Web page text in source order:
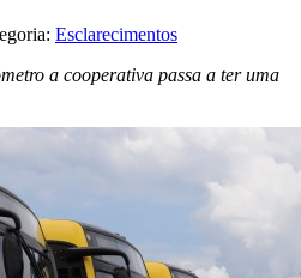
Esclarecimentos
a cooperativa passa a ter uma